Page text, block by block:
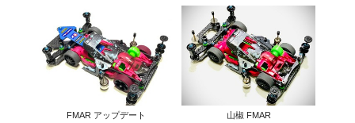
FMAR アップデート 山椒 FMAR